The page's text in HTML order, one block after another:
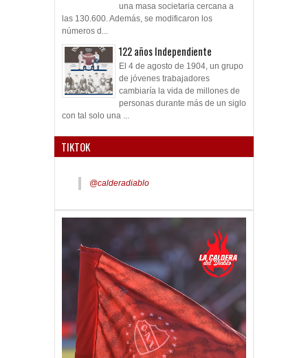
una masa societaria cercana a
las 130.600. Además, se modificaron los
números d...
122 años Independiente
El 4 de agosto de 1904, un grupo
de jóvenes trabajadores
cambiaría la vida de millones de
personas durante más de un siglo
con tal solo una ...
TIKTOK
@calderadiablo